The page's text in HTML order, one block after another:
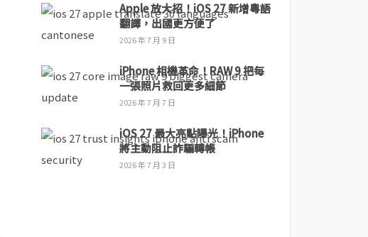
Apple 放大招！iOS 27 新增粵語
翻譯，出國更方便了
2026 年 7 月 9 日
iPhone 相機革命！RAW 9 把每
一張照片救回更多細節
2026 年 7 月 7 日
iOS 27 最大亮點曝光！iPhone
將主動阻止詐騙轉帳
2026 年 7 月 3 日